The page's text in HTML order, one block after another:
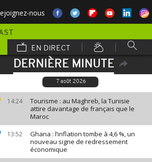
nous
EN DIRECT
DERNIÈRE MINUTE
7 août 2026
14:24
Tourisme : au Maghreb, la Tunisie
attire davantage de français que le
Maroc
13:52
Ghana : l’inflation tombe à 4,6 %, un
nouveau signe de redressement
économique